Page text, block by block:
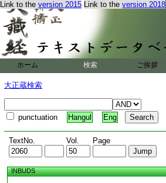
Link to the version 2015 Link to the version 2018
ホーム 検索 ご挨拶
大正蔵検索
punctuation Hangul Eng
TextNo. Vol. Page
INBUDS